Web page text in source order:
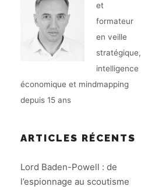
et
formateur
en veille
stratégique,
intelligence
économique et mindmapping
depuis 15 ans
ARTICLES RÉCENTS
Lord Baden-Powell : de
l’espionnage au scoutisme